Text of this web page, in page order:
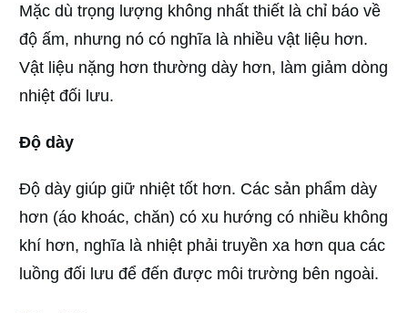
Mặc dù trọng lượng không nhất thiết là chỉ báo về
độ ấm, nhưng nó có nghĩa là nhiều vật liệu hơn.
Vật liệu nặng hơn thường dày hơn, làm giảm dòng
nhiệt đối lưu.
Độ dày
Độ dày giúp giữ nhiệt tốt hơn. Các sản phẩm dày
hơn (áo khoác, chăn) có xu hướng có nhiều không
khí hơn, nghĩa là nhiệt phải truyền xa hơn qua các
luồng đối lưu để đến được môi trường bên ngoài.